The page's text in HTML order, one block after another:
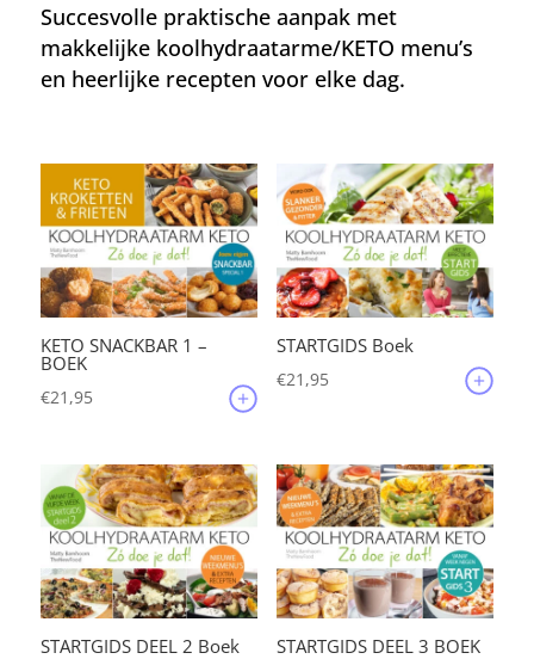
Succesvolle praktische aanpak met
makkelijke koolhydraatarme/KETO menu’s
en heerlijke recepten voor elke dag.
KETO SNACKBAR 1 –
BOEK
€21,95
STARTGIDS Boek
€21,95
STARTGIDS DEEL 2 Boek STARTGIDS DEEL 3 BOEK